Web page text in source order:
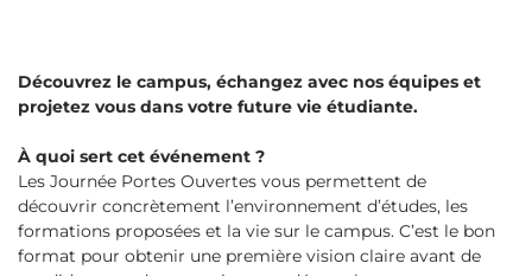
Découvrez le campus, échangez avec nos équipes et
projetez vous dans votre future vie étudiante.
À quoi sert cet événement ?
Les Journée Portes Ouvertes vous permettent de
découvrir concrètement l’environnement d’études, les
formations proposées et la vie sur le campus. C’est le bon
format pour obtenir une première vision claire avant de